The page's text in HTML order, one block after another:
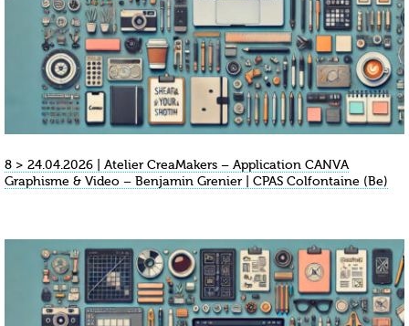
8 > 24.04.2026 | Atelier CreaMakers – Application CANVA
Graphisme & Video – Benjamin Grenier | CPAS Colfontaine (Be)